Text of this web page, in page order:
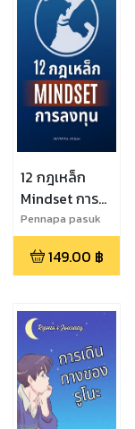
12 กฎเหล็ก
Mindset การ
ลงทุน
Pennapa pasuk
149.00 ฿